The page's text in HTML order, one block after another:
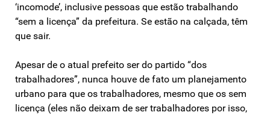
‘incomode’, inclusive pessoas que estão trabalhando
“sem a licença” da prefeitura. Se estão na calçada, têm
que sair.
Apesar de o atual prefeito ser do partido “dos
trabalhadores”, nunca houve de fato um planejamento
urbano para que os trabalhadores, mesmo que os sem
licença (eles não deixam de ser trabalhadores por isso,